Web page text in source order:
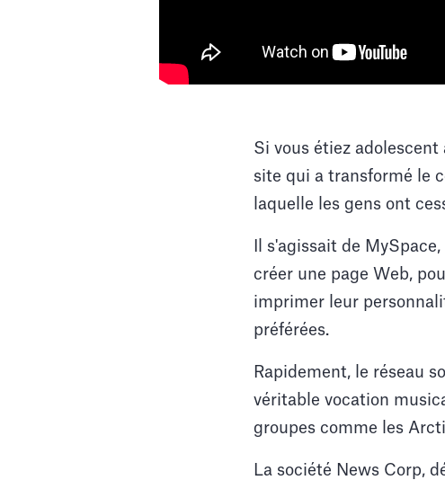
Si vous étiez
site qui a transformé le
laquelle les gens ont
Il s'agissait de
créer une page Web,
imprimer leur
préférées.
Rapidement, le réseau
véritable vocation
groupes comme les
La société News Corp,